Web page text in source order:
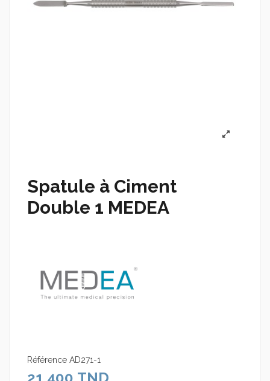
Spatule à Ciment
Double 1 MEDEA
Référence AD271-1